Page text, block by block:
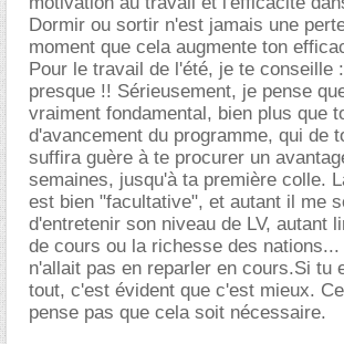
Dormir ou sortir n'est jamais une
moment que cela augmente ton
Pour le travail de l'été, je te conseille
presque !! Sérieusement, je pense
vraiment fondamental, bien plus que
d'avancement du programme, qui de
suffira guère à te procurer un
semaines, jusqu'à ta première colle.
est bien "facultative", et autant il me
d'entretenir son niveau de LV, autant
de cours ou la richesse des
n'allait pas en reparler en cours.Si tu
tout, c'est évident que c'est mieux.
pense pas que cela soit nécessaire.